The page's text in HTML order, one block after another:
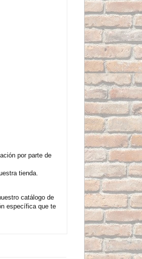
por parte de
tienda.
catálogo de
específica que te